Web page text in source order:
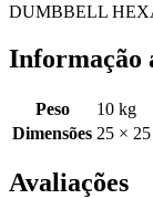
DUMBBELL
Informação
Peso
10 kg
Dimensões 25 ×
Avaliações